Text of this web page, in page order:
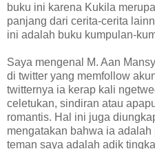
buku ini karena Kukila
panjang dari cerita-cerita
ini adalah buku kumpulan-
Saya mengenal M. Aan
di twitter yang memfollow
twitternya ia kerap kali
celetukan, sindiran atau
romantis. Hal ini juga
mengatakan bahwa ia
teman saya adalah adik